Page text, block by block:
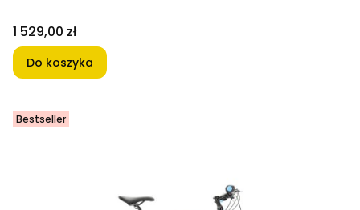
Cena
1 529,00 zł
Do koszyka
Bestseller